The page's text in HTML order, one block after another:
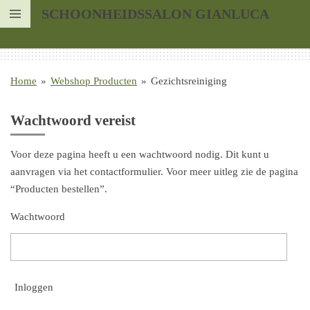
Ga
naar
hoofdinhoud
SCHOONHEIDSSALON GIANLUCA
Home » Webshop Producten » Gezichtsreiniging
Wachtwoord vereist
Voor deze pagina heeft u een wachtwoord nodig. Dit kunt u
aanvragen via het contactformulier. Voor meer uitleg zie de pagina
“Producten bestellen”.
Wachtwoord
Inloggen